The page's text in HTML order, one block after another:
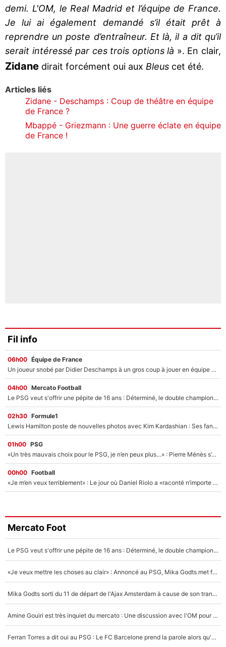
demi. L'OM, le Real Madrid et l’équipe de France.
Je lui ai également demandé s’il était prêt à
reprendre un poste d’entraîneur. Et là, il a dit qu’il
serait intéressé par ces trois options là ». En clair,
Zidane dirait forcément oui aux Bleus cet été.
Articles liés
Zidane - Deschamps : Coup de théâtre en équipe
de France ?
Mbappé - Griezmann : Une guerre éclate en équipe
de France !
Fil info
06h00 Équipe de France
Un joueur snobé par Didier Deschamps à un gros coup à jouer en équipe de France : Zinedine Zidane a trouvé son numéro 9 ?
04h00 Mercato Football
Le PSG veut s'offrir une pépite de 16 ans : Déterminé, le double champion d'Europe en titre est prêt à lâcher 40M€ pour celui que l'on compare déjà à Vinicius Jr !
02h30 Formule1
Lewis Hamilton poste de nouvelles photos avec Kim Kardashian : Ses fans le voient déjà redevenir champion du monde de F1 grâce à elle !
01h00 PSG
«Un très mauvais choix pour le PSG, je n’en peux plus…» : Pierre Ménès s’est complètement trompé avec Luis Enrique et ces déclarations le prouvent !
00h00 Football
«Je m’en veux terriblement» : Le jour où Daniel Riolo a «raconté n’importe quoi» dans l'After Foot !
Mercato Foot
Le PSG veut s'offrir une pépite de 16 ans : Déterminé, le double champion d'Europe en titre est prêt à lâcher 40M€ pour celui que l'on compare déjà à Vinicius Jr !
«Je veux mettre les choses au clair» : Annoncé au PSG, Mika Godts met fin au suspense et éteint la polémique sur son transfert !
Mika Godts sorti du 11 de départ de l'Ajax Amsterdam à cause de son transfert imminent vers le PSG ? Son agent répond cash !
Amine Gouiri est très inquiet du mercato : Une discussion avec l'OM pour acter son transfert !
Ferran Torres a dit oui au PSG : Le FC Barcelone prend la parole alors qu'un transfert de l'attaquant espagnol prend forme